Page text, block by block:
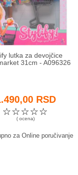
lutka za devojčice
31cm - A096326
RSD
☆
☆
☆
☆
☆
( ocena)
za Online poručivanje